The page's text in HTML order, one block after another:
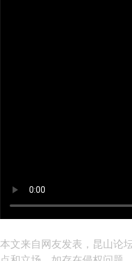
本文来自网友发表，昆山论